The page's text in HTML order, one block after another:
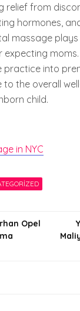
relief from
hormones,
massage
expecting
practice into
the overall
child.
in NYC
Opel